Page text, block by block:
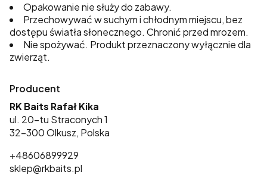
Opakowanie nie służy do zabawy.
Przechowywać w suchym i chłodnym miejscu, bez
dostępu światła słonecznego. Chronić przed mrozem.
Nie spożywać. Produkt przeznaczony wyłącznie dla
zwierząt.
Producent
RK Baits Rafał Kika
ul. 20-tu Straconych 1
32-300 Olkusz, Polska
+48606899929
sklep@rkbaits.pl